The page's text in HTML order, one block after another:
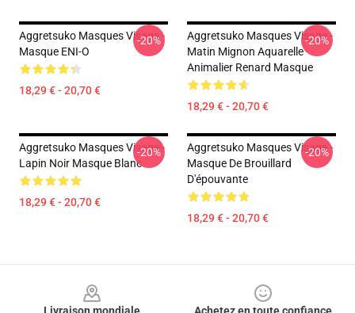
Aggretsuko Masques Visage -
Masque ENI-O
18,29 € - 20,70 €
-20%
Aggretsuko Masques Visage -
Matin Mignon Aquarelle
Animalier Renard Masque
18,29 € - 20,70 €
-20%
Aggretsuko Masques Visage -
Lapin Noir Masque Blanc
18,29 € - 20,70 €
-20%
Aggretsuko Masques Visage -
Masque De Brouillard
D'épouvante
18,29 € - 20,70 €
-20%